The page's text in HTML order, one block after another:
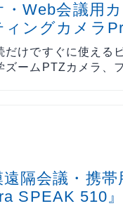
・Web会議用
ィングカメラ
だけですぐに使える
ズームPTZカメラ、
遠隔会議・携
SPEAK 510』